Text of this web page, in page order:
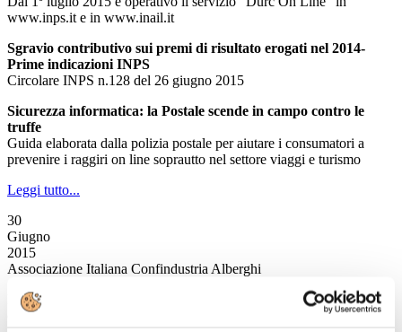
www.inps.it e in www.inail.it
Sgravio contributivo sui premi di risultato erogati nel 2014-
Prime indicazioni INPS
Circolare INPS n.128 del 26 giugno 2015
Sicurezza informatica: la Postale scende in campo contro le
truffe
Guida elaborata dalla polizia postale per aiutare i consumatori a
prevenire i raggiri on line soprautto nel settore viaggi e turismo
Leggi tutto...
30
Giugno
2015
Associazione Italiana Confindustria Alberghi
Ristrutturazione e Digitalizzazione a portata di Bonus. I Tax Credit:
come funzionano e quali le opportunità per le aziende alberghiere